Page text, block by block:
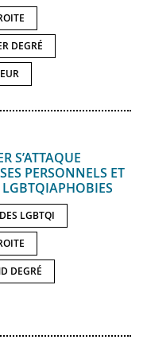
DEGRÉ
S’ATTAQUE
PERSONNELS ET
LGBTQI
DEGRÉ